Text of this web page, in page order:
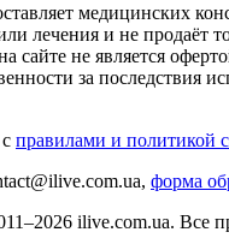
медицинских
лечения и не продаёт
сайте не является
за последствия
правилами и политикой
форма
ilive.com.ua. Все